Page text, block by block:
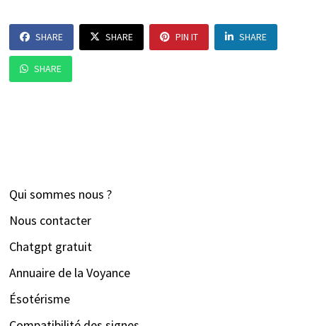
SHARE SHARE PIN IT SHARE
SHARE
Qui sommes nous ?
Nous contacter
Chatgpt gratuit
Annuaire de la Voyance
Ésotérisme